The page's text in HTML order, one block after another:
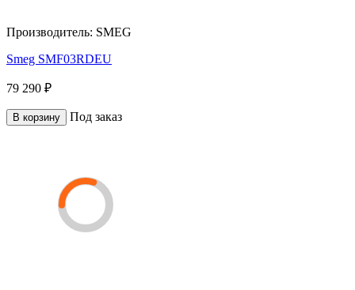
Производитель: SMEG
Smeg SMF03RDEU
79 290 ₽
В корзину Под заказ